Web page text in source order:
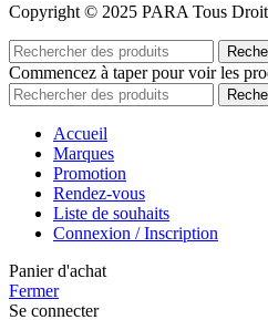
Copyright © 2025 PARA Tous
Commencez à taper pour voir les
Accueil
Marques
Promotion
Rendez-vous
Liste de souhaits
Connexion / Inscription
Panier d'achat
Fermer
Se connecter